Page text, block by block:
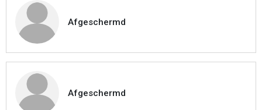
Afgeschermd
Afgeschermd